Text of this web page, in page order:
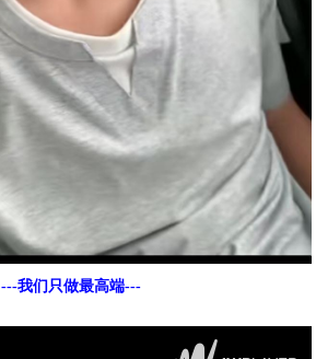
---我们只做最高端---